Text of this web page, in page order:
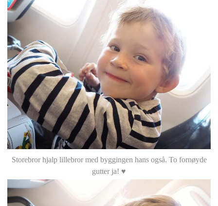
Storebror hjalp lillebror med byggingen hans også. To fornøyde
gutter ja! ♥